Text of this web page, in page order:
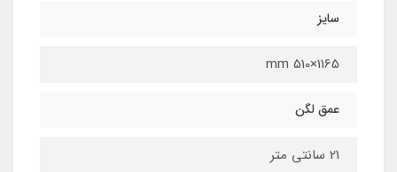
سایز
1165×510 mm
عمق لگن
21 سانتی متر